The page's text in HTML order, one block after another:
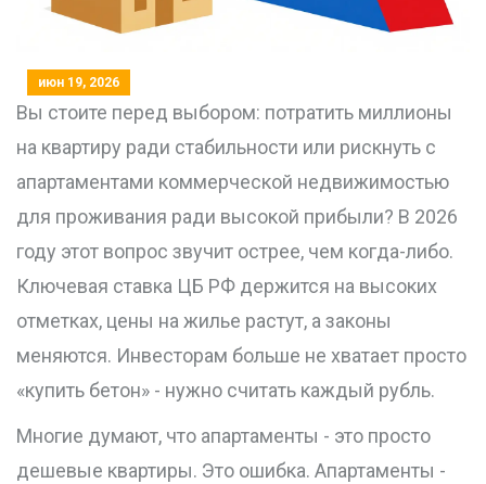
июн 19, 2026
Вы стоите перед выбором: потратить миллионы
на квартиру ради стабильности или рискнуть с
апартаментами коммерческой недвижимостью
для проживания ради высокой прибыли? В 2026
году этот вопрос звучит острее, чем когда-либо.
Ключевая ставка ЦБ РФ держится на высоких
отметках, цены на жилье растут, а законы
меняются. Инвесторам больше не хватает просто
«купить бетон» - нужно считать каждый рубль.
Многие думают, что апартаменты - это просто
дешевые квартиры. Это ошибка. Апартаменты -